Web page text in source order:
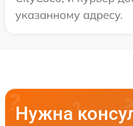
указанному адресу.
Нужна